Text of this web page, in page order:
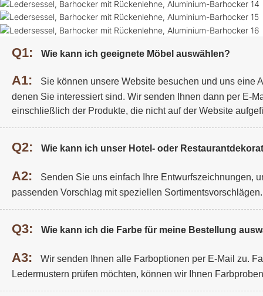
Q1: Wie kann ich geeignete Möbel auswählen?
A1:
Sie können unsere Website besuchen und uns eine
denen Sie interessiert sind. Wir senden Ihnen dann per E-
einschließlich der Produkte, die nicht auf der Website
Q2: Wie kann ich unser Hotel- oder
A2:
Senden Sie uns einfach Ihre Entwurfszeichnungen,
passenden Vorschlag mit speziellen Sortimentsvorschlägen.
Q3: Wie kann ich die Farbe für meine Bestellung
A3:
Wir senden Ihnen alle Farboptionen per E-Mail zu.
Ledermustern prüfen möchten, können wir Ihnen